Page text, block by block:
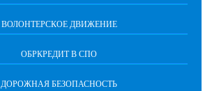
ВОЛОНТЕРСКОЕ ДВИЖЕНИЕ
ОБРКРЕДИТ В СПО
ДОРОЖНАЯ БЕЗОПАСНОСТЬ